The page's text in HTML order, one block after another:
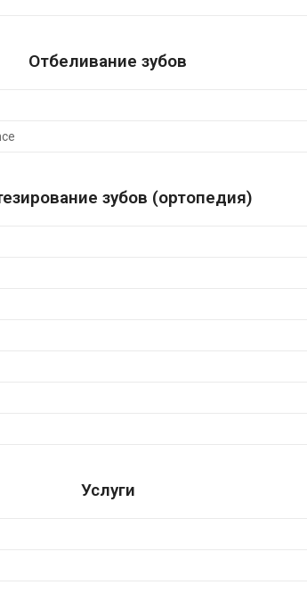
Отбеливание зубов
зубов (ортопедия)
Услуги